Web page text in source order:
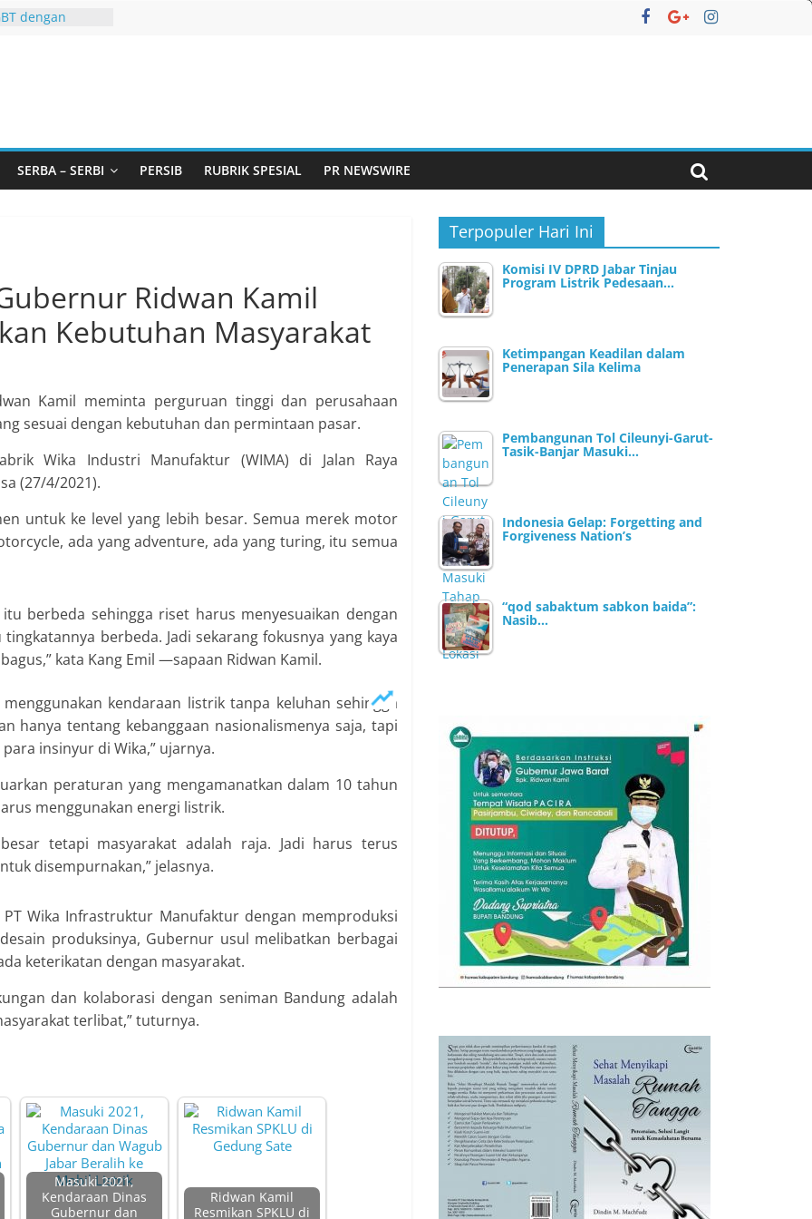
dengan
Pemurtadan
Anak
Barat Siap
SERBA – SERBI PERSIB RUBRIK SPESIAL PR NEWSWIRE
Ridwan Kamil
Kebutuhan Masyarakat
Kamil meminta perguruan tinggi dan perusahaan
sesuai dengan kebutuhan dan permintaan pasar.
Wika Industri Manufaktur (WIMA) di Jalan Raya
(27/4/2021).
untuk ke level yang lebih besar. Semua merek motor
ada yang adventure, ada yang turing, itu semua
berbeda sehingga riset harus menyesuaikan dengan
berbeda. Jadi sekarang fokusnya yang kaya
kata Kang Emil —sapaan Ridwan Kamil.
kendaraan listrik tanpa keluhan sehingga
hanya tentang kebanggaan nasionalismenya saja, tapi
insinyur di Wika,” ujarnya.
peraturan yang mengamanatkan dalam 10 tahun
menggunakan energi listrik.
tetapi masyarakat adalah raja. Jadi harus terus
disempurnakan,” jelasnya.
Wika Infrastruktur Manufaktur dengan memproduksi
produksinya, Gubernur usul melibatkan berbagai
keterikatan dengan masyarakat.
dan kolaborasi dengan seniman Bandung adalah
terlibat,” tuturnya.
Masuki 2021,
Kendaraan Dinas
Gubernur dan
Ridwan Kamil
Resmikan SPKLU di
Terpopuler Hari Ini
Komisi IV DPRD Jabar Tinjau
Program Listrik Pedesaan…
Ketimpangan Keadilan dalam
Penerapan Sila Kelima
Pembangunan Tol Cileunyi-Garut-
Tasik-Banjar Masuki…
Indonesia Gelap: Forgetting and
Forgiveness Nation’s
“qod sabaktum sabkon baida”:
Nasib…